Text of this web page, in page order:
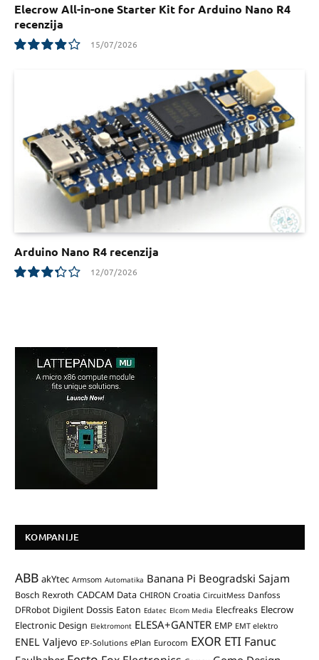
Elecrow All-in-one Starter Kit for Arduino Nano R4
recenzija
15/07/2026
Arduino Nano R4 recenzija
12/07/2026
KOMPANIJE
ABB akYtec Armsom Automatika Banana Pi Beogradski Sajam
Bosch Rexroth CADCAM Data CHIRON Croatia CircuitMess Danfoss
DFRobot Digilent Dossis Eaton Edatec Elcom Media Elecfreaks Elecrow
Electronic Design Elektromont ELESA+GANTER EMP EMT elektro
ENEL Valjevo EP-Solutions ePlan Eurocom EXOR ETI Fanuc